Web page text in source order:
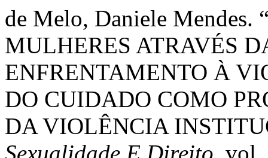
de Melo, Daniele Mendes.
MULHERES ATRAVÉS
ENFRENTAMENTO À
DO CUIDADO COMO
DA VIOLÊNCIA